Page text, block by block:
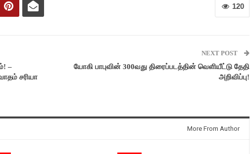
120
–
சரியா
NEXT POST
யோகி பாபுவின் 300வது திரைப்படத்தின் வெளியீட்டு தேதி
அறிவிப்பு!
More From Author